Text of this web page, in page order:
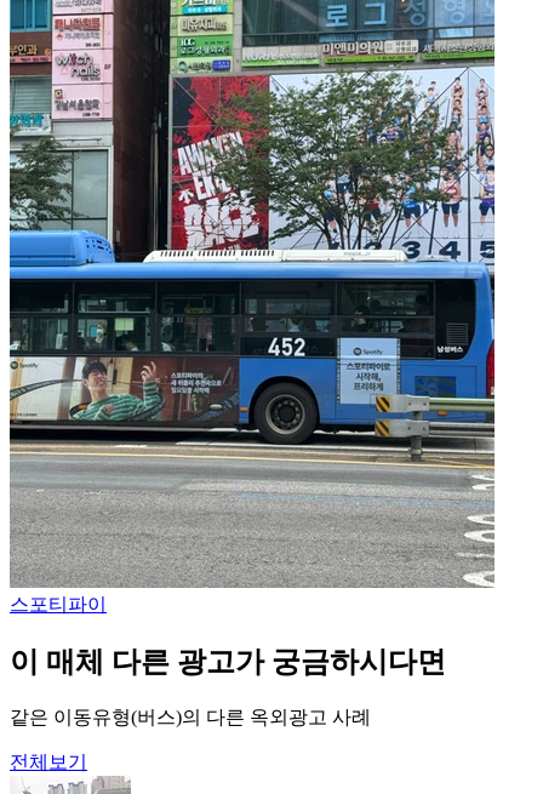
스포티파이
이 매체 다른 광고가 궁금하시다면
같은 이동유형(버스)의 다른 옥외광고 사례
전체보기